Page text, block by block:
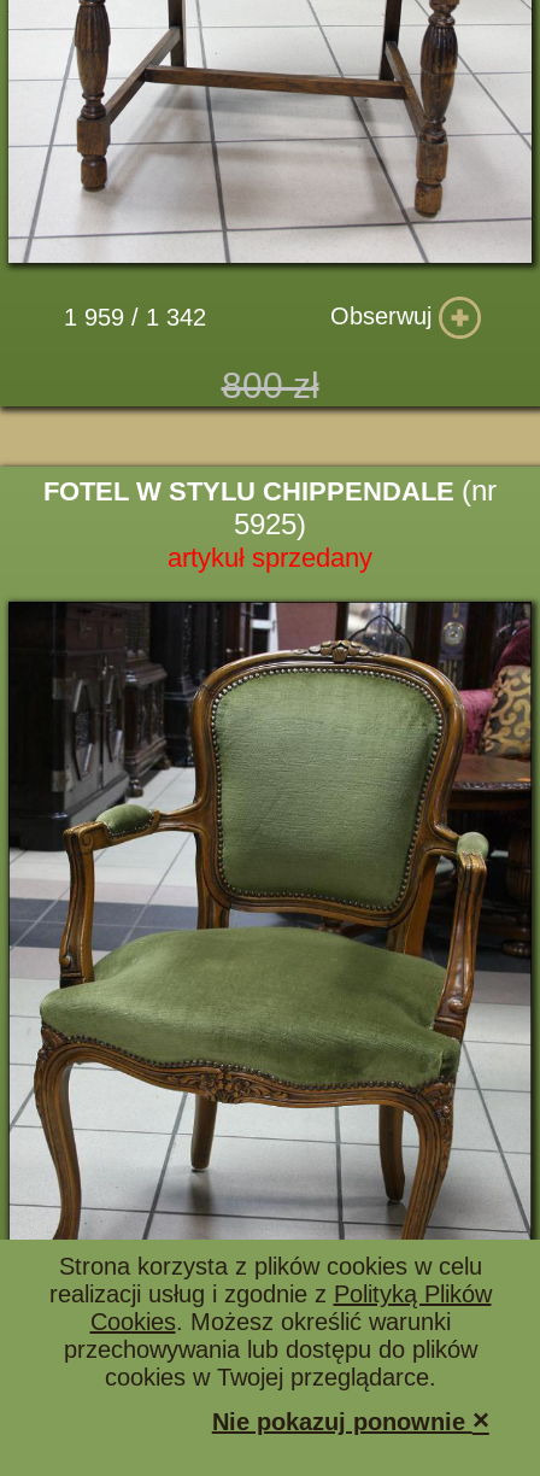
1 959 / 1 342 Obserwuj
800 zł
FOTEL W STYLU CHIPPENDALE (nr
5925)
artykuł sprzedany
Obserwuj
Strona korzysta z plików cookies w celu
realizacji usług i zgodnie z Polityką Plików
Cookies. Możesz określić warunki
przechowywania lub dostępu do plików
cookies w Twojej przeglądarce.
Nie pokazuj ponownie ×